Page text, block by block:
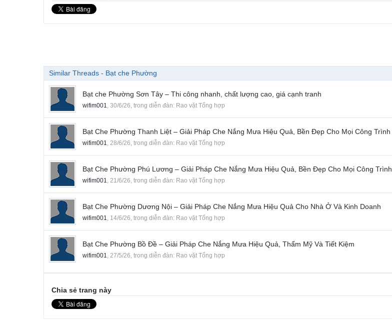
Similar Threads - Bạt che Phường
Bạt che Phường Sơn Tây – Thi công nhanh, chất lượng cao, giá cạnh tranh
wifim001, 30/6/26, trong diễn đàn: Rao vặt Tổng hợp
Bạt Che Phường Thanh Liệt – Giải Pháp Che Nắng Mưa Hiệu Quả, Bền Đẹp Cho Mọi Công Trình
wifim001, 28/6/26, trong diễn đàn: Rao vặt Tổng hợp
Bạt Che Phường Phú Lương – Giải Pháp Che Nắng Mưa Hiệu Quả, Bền Đẹp Cho Mọi Công Trình
wifim001, 21/6/26, trong diễn đàn: Rao vặt Tổng hợp
Bạt Che Phường Dương Nội – Giải Pháp Che Nắng Mưa Hiệu Quả Cho Nhà Ở Và Kinh Doanh
wifim001, 14/6/26, trong diễn đàn: Rao vặt Tổng hợp
Bạt Che Phường Bồ Đề – Giải Pháp Che Nắng Mưa Hiệu Quả, Thẩm Mỹ Và Tiết Kiệm
wifim001, 27/5/26, trong diễn đàn: Rao vặt Tổng hợp
Chia sẻ trang này